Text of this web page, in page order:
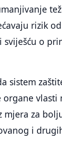
rizik od
sviješću o
sistem
organe vlasti
mjera za
i